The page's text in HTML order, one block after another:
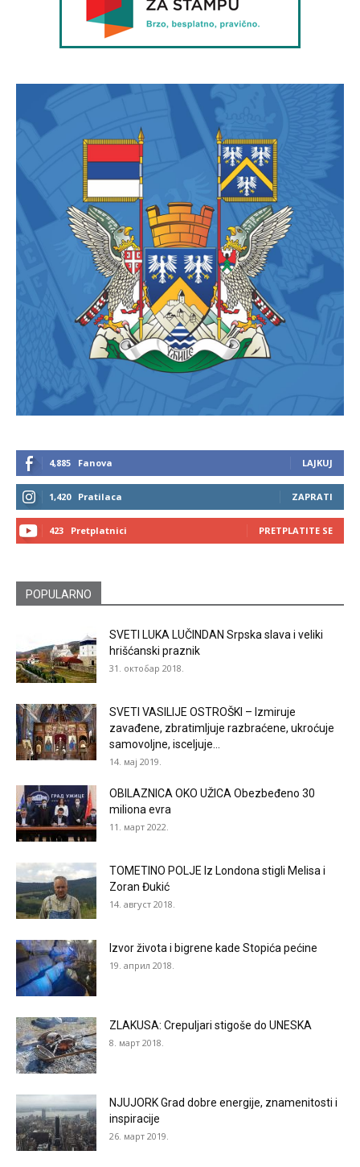
4,885 Fanova LAJKUJ
1,420 Pratilaca ZAPRATI
423 Pretplatnici PRETPLATITE SE
POPULARNO
SVETI LUKA LUČINDAN Srpska slava i veliki
hrišćanski praznik
31. октобар 2018.
SVETI VASILIJE OSTROŠKI – Izmiruje
zavađene, zbratimljuje razbraćene, ukroćuje
samovoljne, isceljuje...
14. мај 2019.
OBILAZNICA OKO UŽICA Obezbeđeno 30
miliona evra
11. март 2022.
TOMETINO POLJE Iz Londona stigli Melisa i
Zoran Đukić
14. август 2018.
Izvor života i bigrene kade Stopića pećine
19. април 2018.
ZLAKUSA: Crepuljari stigoše do UNESKA
8. март 2018.
NJUJORK Grad dobre energije, znamenitosti i
inspiracije
26. март 2019.